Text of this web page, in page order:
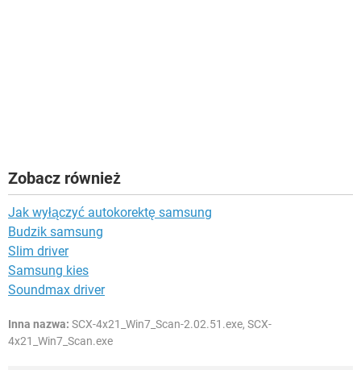
Zobacz również
Jak wyłączyć autokorektę samsung
Budzik samsung
Slim driver
Samsung kies
Soundmax driver
Inna nazwa: SCX-4x21_Win7_Scan-2.02.51.exe, SCX-
4x21_Win7_Scan.exe